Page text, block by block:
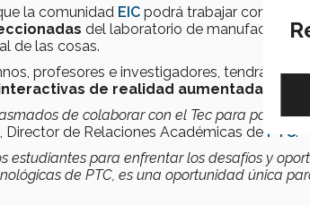
la comunidad EIC podrá trabajar con
del laboratorio de manufactura
de las cosas.
profesores e investigadores, tendrán
de realidad aumentada
en
de colaborar con el Tec para poner
, Director de Relaciones Académicas de PTC.
estudiantes para enfrentar los desafíos y
de PTC, es una oportunidad única